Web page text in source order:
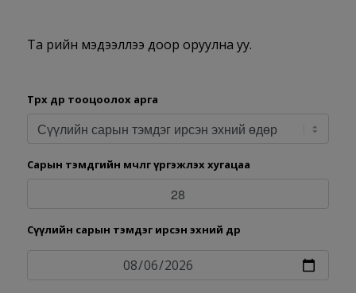
Та өөрийн мэдээллээ доор оруулна уу.
Төрөх өдөр тооцоолох арга
Сарын тэмдгийн мөчлөг үргэжлэх хугацаа
Сүүлийн сарын тэмдэг ирсэн эхний өдөр